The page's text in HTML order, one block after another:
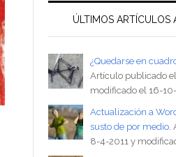
ÚLTIMOS ARTÍCULOS
¿Quedarse en
Artículo publicado
modificado el 16-
Actualización a
susto de por medio.
8-4-2011 y